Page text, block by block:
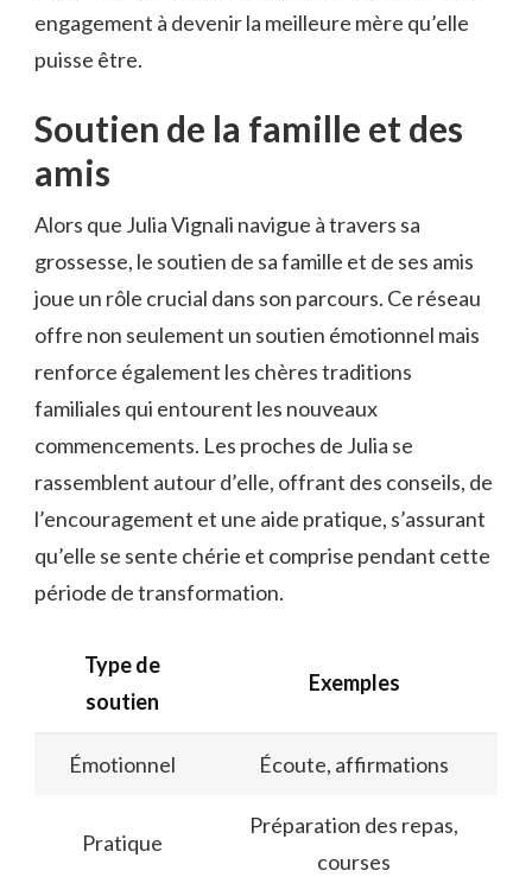
engagement à devenir la meilleure mère qu’elle
puisse être.
Soutien de la famille et des
amis
Alors que Julia Vignali navigue à travers sa
grossesse, le soutien de sa famille et de ses amis
joue un rôle crucial dans son parcours. Ce réseau
offre non seulement un soutien émotionnel mais
renforce également les chères traditions
familiales qui entourent les nouveaux
commencements. Les proches de Julia se
rassemblent autour d’elle, offrant des conseils, de
l’encouragement et une aide pratique, s’assurant
qu’elle se sente chérie et comprise pendant cette
période de transformation.
Type de
soutien
Exemples
Émotionnel Écoute, affirmations
Pratique
Préparation des repas,
courses